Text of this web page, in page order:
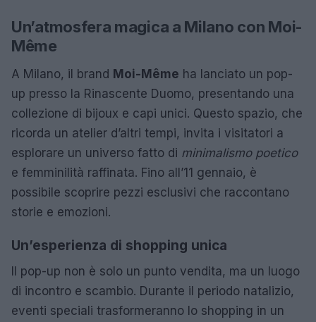
Un’atmosfera magica a Milano con Moi-
Même
A Milano, il brand Moi-Même ha lanciato un pop-
up presso la Rinascente Duomo, presentando una
collezione di bijoux e capi unici. Questo spazio, che
ricorda un atelier d’altri tempi, invita i visitatori a
esplorare un universo fatto di minimalismo poetico
e femminilità raffinata. Fino all’11 gennaio, è
possibile scoprire pezzi esclusivi che raccontano
storie e emozioni.
Un’esperienza di shopping unica
Il pop-up non è solo un punto vendita, ma un luogo
di incontro e scambio. Durante il periodo natalizio,
eventi speciali trasformeranno lo shopping in un